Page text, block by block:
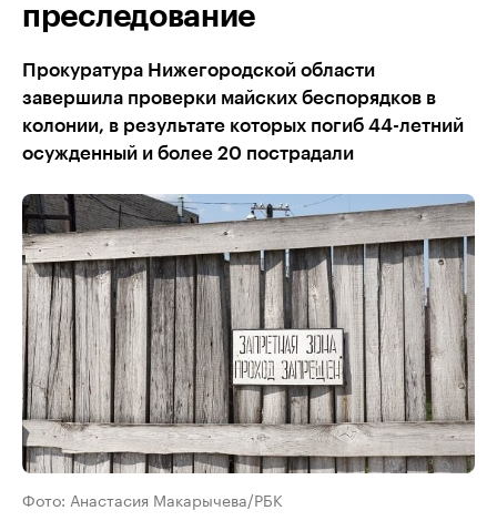
преследование
Прокуратура Нижегородской области
завершила проверки майских беспорядков в
колонии, в результате которых погиб 44-летний
осужденный и более 20 пострадали
Фото: Анастасия Макарычева/РБК